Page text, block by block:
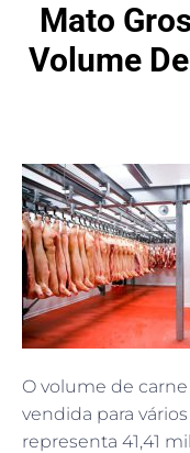
Mato
Volume
O volume de
vendida para
representa 41,41